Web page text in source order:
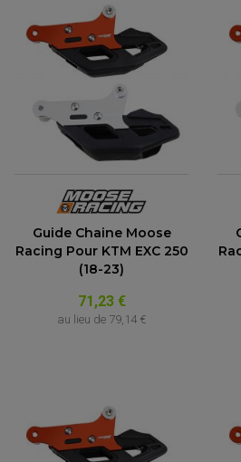
Guide Chaine Moose
Racing Pour KTM EXC 250
(18-23)
71,23 €
au lieu de 79,14 €